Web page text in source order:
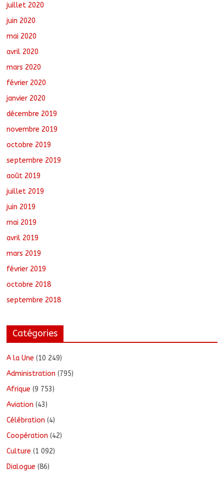
juillet 2020
juin 2020
mai 2020
avril 2020
mars 2020
février 2020
janvier 2020
décembre 2019
novembre 2019
octobre 2019
septembre 2019
août 2019
juillet 2019
juin 2019
mai 2019
avril 2019
mars 2019
février 2019
octobre 2018
septembre 2018
Catégories
A la Une (10 249)
Administration (795)
Afrique (9 753)
Aviation (43)
Célébration (4)
Coopération (42)
Culture (1 092)
Dialogue (86)